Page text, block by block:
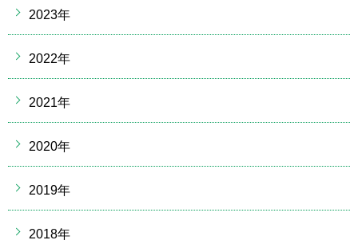
2023年
2022年
2021年
2020年
2019年
2018年